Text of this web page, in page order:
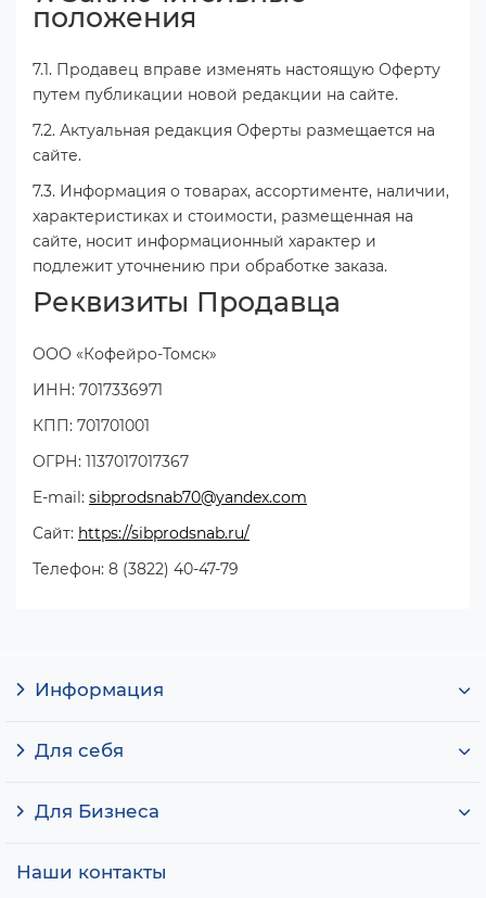
положения
7.1. Продавец вправе изменять настоящую Оферту
путем публикации новой редакции на сайте.
7.2. Актуальная редакция Оферты размещается на
сайте.
7.3. Информация о товарах, ассортименте, наличии,
характеристиках и стоимости, размещенная на
сайте, носит информационный характер и
подлежит уточнению при обработке заказа.
Реквизиты Продавца
ООО «Кофейро-Томск»
ИНН: 7017336971
КПП: 701701001
ОГРН: 1137017017367
E-mail: sibprodsnab70@yandex.com
Сайт: https://sibprodsnab.ru/
Телефон: 8 (3822) 40-47-79
Информация
Для себя
Для Бизнеса
Наши контакты